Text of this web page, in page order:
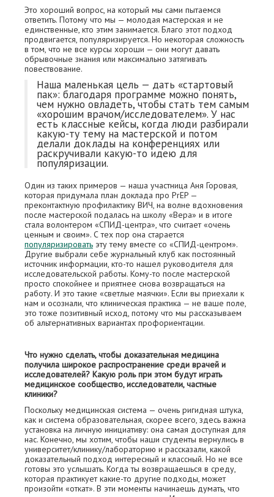
Это хороший вопрос, на который мы сами пытаемся
ответить. Потому что мы — молодая мастерская и не
единственные, кто этим занимается. Благо этот подход
продвигается, популяризируется. Но некоторая сложность
в том, что не все курсы хороши — они могут давать
обрывочные знания или максимально затягивать
повествование.
Наша маленькая цель — дать «стартовый
пак»: благодаря программе можно понять,
чем нужно овладеть, чтобы стать тем самым
«хорошим врачом/исследователем». У нас
есть классные кейсы, когда люди разбирали
какую-ту тему на мастерской и потом
делали доклады на конференциях или
раскручивали какую-то идею для
популяризации.
Один из таких примеров — наша участница Аня Горовая,
которая придумала план доклада про PrEP —
преконтактную профилактику ВИЧ, на волне вдохновения
после мастерской подалась на школу «Вера» и в итоге
стала волонтером «СПИД-центра», что считает «очень
ценным и своим». С тех пор она старается
популяризировать эту тему вместе со «СПИД-центром».
Другие выбрали себе журнальный клуб как постоянный
источник информации, кто-то нашел руководителя для
исследовательской работы. Кому-то после мастерской
просто спокойнее и приятнее снова возвращаться на
работу. И это такие «светлые маячки». Если вы приехали к
нам и осознали, что клиническая практика — не ваше поле,
это тоже позитивный исход, потому что мы рассказываем
об альтернативных вариантах профориентации.
Что нужно сделать, чтобы доказательная медицина
получила широкое распространение среди врачей и
исследователей? Какую роль при этом будут играть
медицинское сообщество, исследователи, частные
клиники?
Поскольку медицинская система — очень ригидная штука,
как и система образовательная, скорее всего, здесь важна
установка на личную инициативу: она самая доступная для
нас. Конечно, мы хотим, чтобы наши студенты вернулись в
университет/клинику/лабораторию и рассказали, какой
доказательный подход интересный и классный. Но не все
готовы это услышать. Когда ты возвращаешься в среду,
которая практикует какие-то другие подходы, может
произойти «откат». В эти моменты начинаешь думать, что